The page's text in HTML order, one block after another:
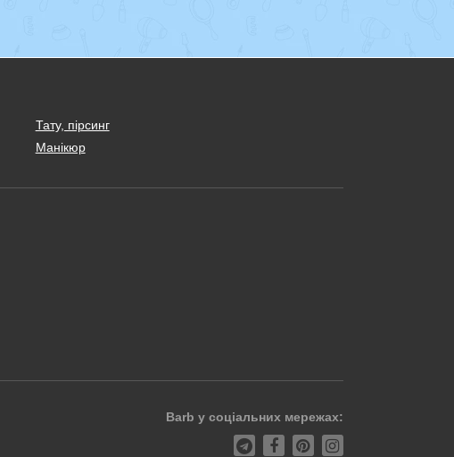
Тату, пірсинг
Манікюр
Barb у соціальних мережах: